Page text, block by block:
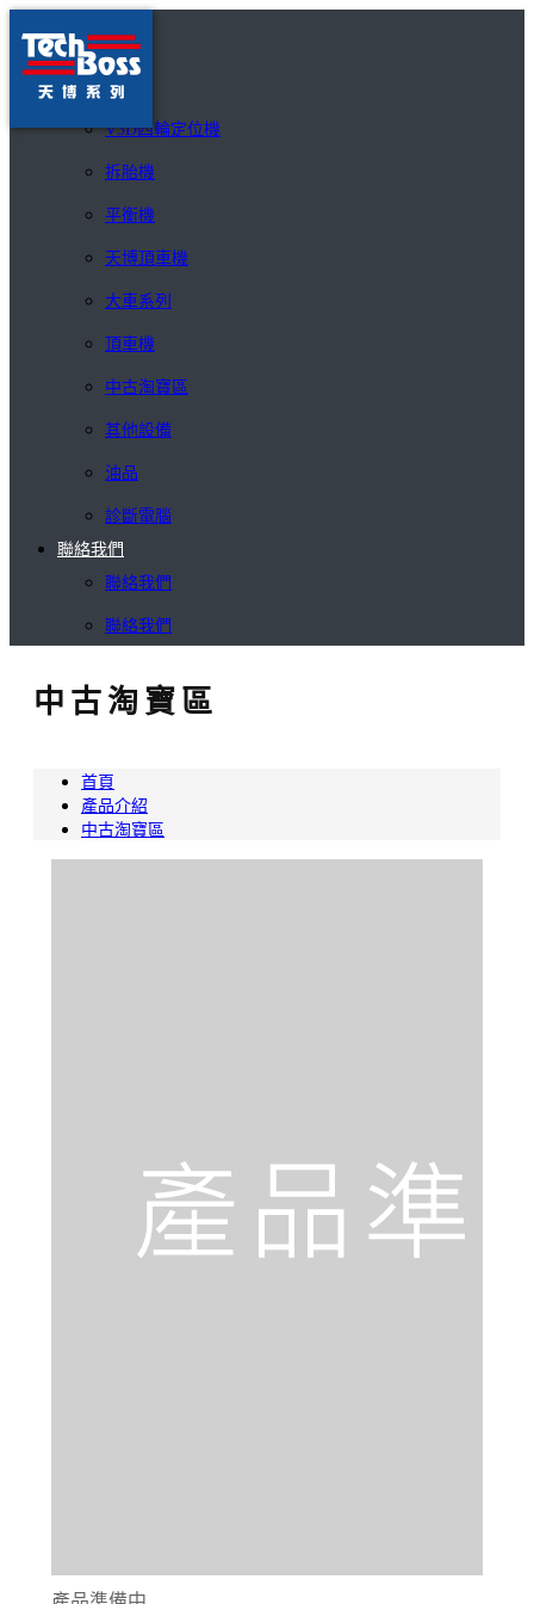
Toggle navigation
公司簡介
產品介紹
V3D四輪定位機
拆胎機
平衡機
天博頂車機
大車系列
頂車機
中古淘寶區
其他設備
油品
診斷電腦
聯絡我們
聯絡我們
聯絡我們
中古淘寶區
首頁
產品介紹
中古淘寶區